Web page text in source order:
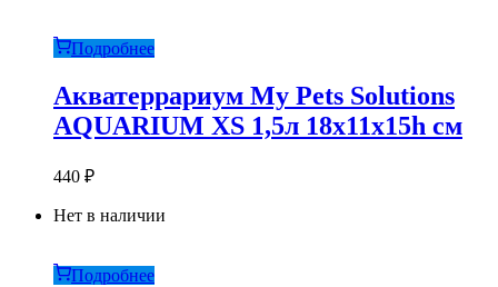
Подробнее
Акватеррариум My Pets Solutions
AQUARIUM XS 1,5л 18x11x15h см
440 ₽
Нет в наличии
Подробнее